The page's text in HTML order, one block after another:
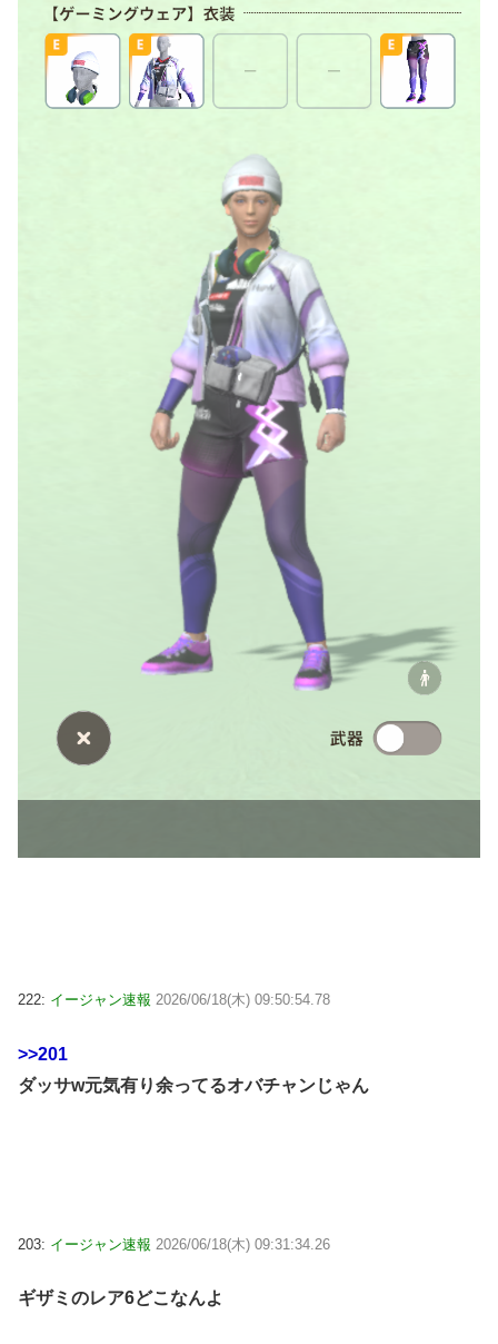
222: イージャン速報 2026/06/18(木) 09:50:54.78
>>201
ダッサw元気有り余ってるオバチャンじゃん
203: イージャン速報 2026/06/18(木) 09:31:34.26
ギザミのレア6どこなんよ